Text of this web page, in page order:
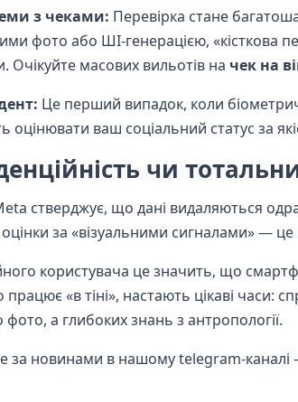
з чеками: Перевірка стане
фото або ШІ-генерацією, «кісткова
Очікуйте масових вильотів на чек на
Це перший випадок, коли
оцінювати ваш соціальний статус за
чи
стверджує, що дані видаляються
оцінки за «візуальними сигналами» —
користувача це значить, що
працює «в тіні», настають цікаві
фото, а глибоких знань з антропології.
за новинами в нашому telegram-